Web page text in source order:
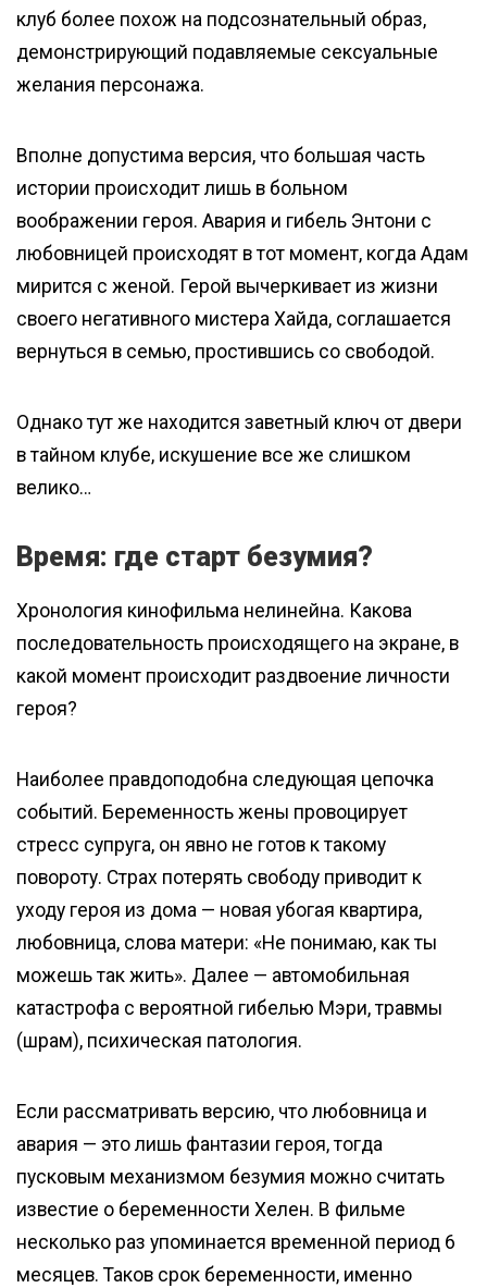
клуб более похож на подсознательный образ,
демонстрирующий подавляемые сексуальные
желания персонажа.
Вполне допустима версия, что большая часть
истории происходит лишь в больном
воображении героя. Авария и гибель Энтони с
любовницей происходят в тот момент, когда Адам
мирится с женой. Герой вычеркивает из жизни
своего негативного мистера Хайда, соглашается
вернуться в семью, простившись со свободой.
Однако тут же находится заветный ключ от двери
в тайном клубе, искушение все же слишком
велико…
Время: где старт безумия?
Хронология кинофильма нелинейна. Какова
последовательность происходящего на экране, в
какой момент происходит раздвоение личности
героя?
Наиболее правдоподобна следующая цепочка
событий. Беременность жены провоцирует
стресс супруга, он явно не готов к такому
повороту. Страх потерять свободу приводит к
уходу героя из дома — новая убогая квартира,
любовница, слова матери: «Не понимаю, как ты
можешь так жить». Далее — автомобильная
катастрофа с вероятной гибелью Мэри, травмы
(шрам), психическая патология.
Если рассматривать версию, что любовница и
авария — это лишь фантазии героя, тогда
пусковым механизмом безумия можно считать
известие о беременности Хелен. В фильме
несколько раз упоминается временной период 6
месяцев. Таков срок беременности, именно